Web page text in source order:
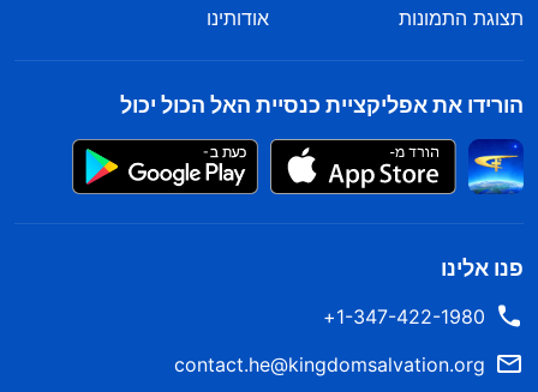
תצוגת התמונות
אודותינו
הורידו את אפליקציית כנסיית האל הכול יכול
פנו אלינו
1-347-422-1980+
contact.he@kingdomsalvation.org